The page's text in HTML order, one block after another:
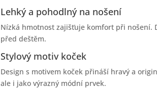
Lehký a pohodlný na nošení
Nízká hmotnost zajišťuje komfort při nošení.
před deštěm.
Stylový motiv koček
Design s motivem koček přináší hravý a
ale i jako výrazný módní prvek.